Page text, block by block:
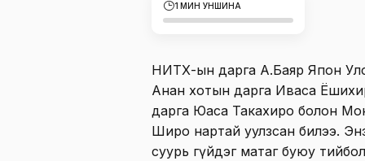
1 МИН УНШИНА
НИТХ-ын дарга А.Баяр Япон
Анан хотын дарга Иваса
дарга Юаса Такахиро болон
Широ нартай уулзсан билээ.
суурь гүйдэг матаг буюу